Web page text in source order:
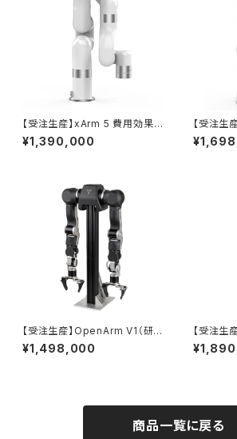
【受注生産】xArm 5 費用効果の
高い多軸ロボットアーム
¥1,390,000
【受注生
の高い多
【受注生産】OpenArm V1（研究
開発向け双腕ロボットプラットフ
ォーム）
¥1,498,000
【受注生
の高い多
商品一覧に戻る